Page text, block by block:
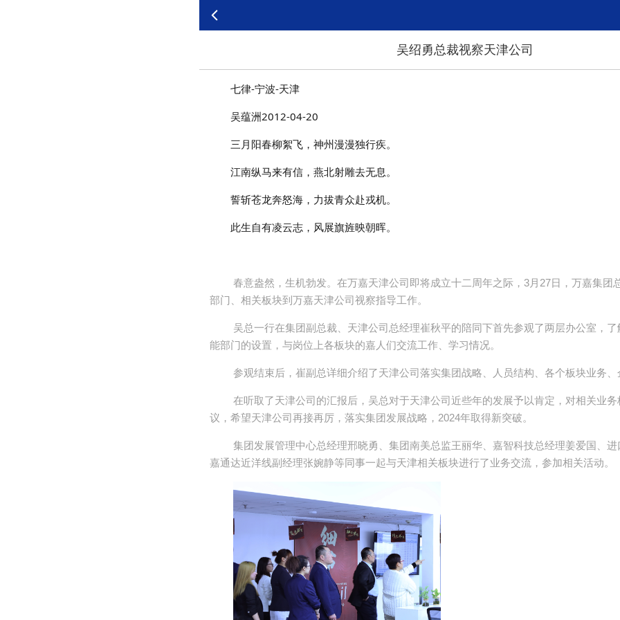
吴绍勇总裁视察天津公司
七律-宁波-天津
吴蕴洲2012-04-20
三月阳春柳絮飞，神州漫漫独行疾。
江南纵马来有信，燕北射雕去无息。
誓斩苍龙奔怒海，力拔青众赴戎机。
此生自有凌云志，风展旗旌映朝晖。
春意盎然，生机勃发。在万嘉天津公司即将成立十二周年之际，3月27日，万嘉集团
部门、相关板块到万嘉天津公司视察指导工作。
吴总一行在集团副总裁、天津公司总经理崔秋平的陪同下首先参观了两层办公室，
能部门的设置，与岗位上各板块的嘉人们交流工作、学习情况。
参观结束后，崔副总详细介绍了天津公司落实集团战略、人员结构、各个板块业务、
在听取了天津公司的汇报后，吴总对于天津公司近些年的发展予以肯定，对相关业
议，希望天津公司再接再厉，落实集团发展战略，2024年取得新突破。
集团发展管理中心总经理邢晓勇、集团南美总监王丽华、嘉智科技总经理姜爱国、
嘉通达近洋线副经理张婉静等同事一起与天津相关板块进行了业务交流，参加相关活动。